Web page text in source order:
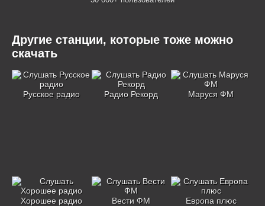
Другие станции, которые тоже можно
скачать
Русское радио Радио Рекорд Маруся ФМ
Хорошее радио Вести ФМ Европа плюс